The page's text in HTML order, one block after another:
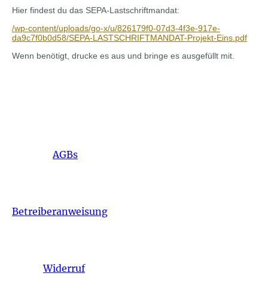
Hier findest du das SEPA-Lastschriftmandat:
/wp-content/uploads/go-x/u/826179f0-07d3-4f3e-917e-
da9c7f0b0d58/SEPA-LASTSCHRIFTMANDAT-Projekt-Eins.pdf
Wenn benötigt, drucke es aus und bringe es ausgefüllt mit.
AGBs
Betreiberanweisung
Widerruf